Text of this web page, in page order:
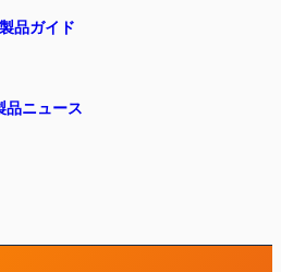
製品ガイド
品ニュース